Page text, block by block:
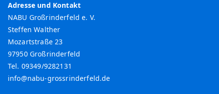
Adresse und Kontakt
NABU Großrinderfeld e. V.
Steffen Walther
Mozartstraße 23
97950 Großrinderfeld
Tel. 09349/9282131
info@nabu-grossrinderfeld.de